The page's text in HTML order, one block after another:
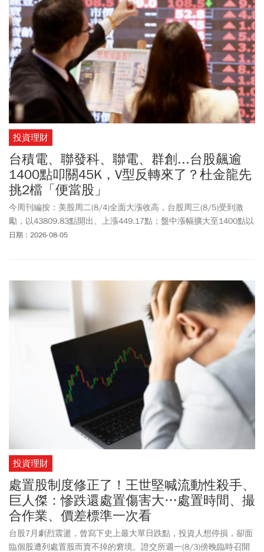
投資理財
台積電、聯發科、聯電、群創...台股飆逾
1400點叩關45K，V型反轉來了？杜金龍先
挑2檔「便當股」
今周刊編按：美股周二(8/4)全面大漲收高，台股周三(8/5)受到激
勵，以43809.83點開出、上漲449.17點；盤中漲幅擴大至1400點以
上，強勢重返44000大關。權值股方面全面回神，台積電(2330)開盤
自營商也同步減碼，賣超194.29億元，連8賣；投信則持續加碼，買
超252.7億元。由於外資連日出貨聯電，投信4日也由買轉賣，砍出
6380張，提款7.55億元。面對近期台股動盪，「股市老先覺」杜金
龍認為台股最危險的恐慌期已經過去，同時公開自己的操作策略，
建議投資人面對大盤應採取「低買高賣」隨時保留子彈，因應可能
出現「回馬槍」或「甩轎」。
日期：2026-08-05
投資理財
處置股制度修正了！王世堅喊流動性殺手、
巨人傑：慘跌還處置傷害大…處置時間、撮
合作業、價差標準一次看
台股7月劇烈震盪，曾寫下史上最大單日跌點，投資人想停損，卻面
臨個股遭列處置股而賣不掉的窘境。證交所週一(8/3)傍晚臨時召開